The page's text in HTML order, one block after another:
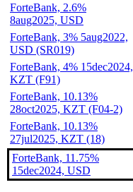
ForteBank, 2.6%
8aug2025, USD
ForteBank, 3% 5aug2022,
USD (SR019)
ForteBank, 4% 15dec2024,
KZT (F91)
ForteBank, 10.13%
28oct2025, KZT (F04-2)
ForteBank, 10.13%
27jul2025, KZT (18)
ForteBank, 11.75%
15dec2024, USD